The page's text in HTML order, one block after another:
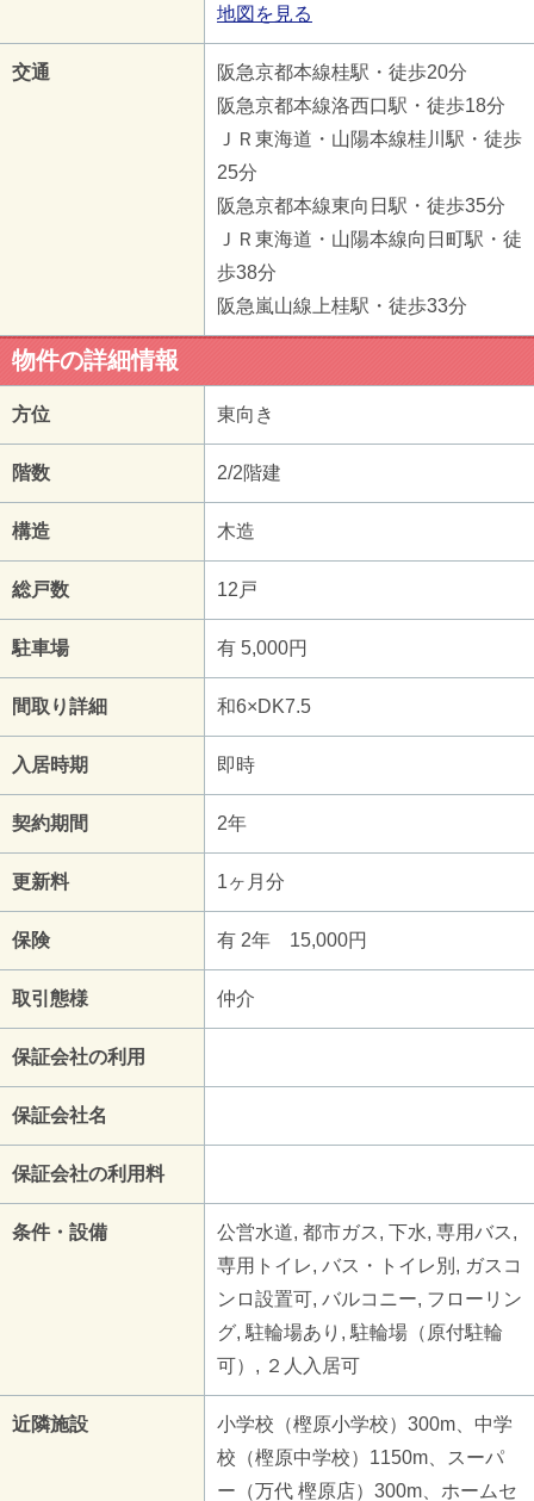
地図を見る
交通
阪急京都本線桂駅・徒歩20分
阪急京都本線洛西口駅・徒歩18分
ＪＲ東海道・山陽本線桂川駅・徒歩
25分
阪急京都本線東向日駅・徒歩35分
ＪＲ東海道・山陽本線向日町駅・徒
歩38分
阪急嵐山線上桂駅・徒歩33分
物件の詳細情報
方位 東向き
階数 2/2階建
構造 木造
総戸数 12戸
駐車場 有 5,000円
間取り詳細 和6×DK7.5
入居時期 即時
契約期間 2年
更新料 1ヶ月分
保険 有 2年 15,000円
取引態様 仲介
保証会社の利用
保証会社名
保証会社の利用料
条件・設備
公営水道, 都市ガス, 下水, 専用バス,
専用トイレ, バス・トイレ別, ガスコ
ンロ設置可, バルコニー, フローリン
グ, 駐輪場あり, 駐輪場（原付駐輪
可）, ２人入居可
近隣施設
小学校（樫原小学校）300m、中学
校（樫原中学校）1150m、スーパ
ー（万代 樫原店）300m、ホームセ